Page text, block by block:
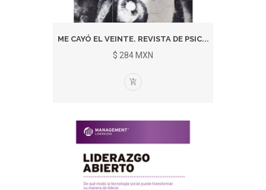
ME CAYÓ EL VEINTE. REVISTA DE PSIC...
$ 284 MXN